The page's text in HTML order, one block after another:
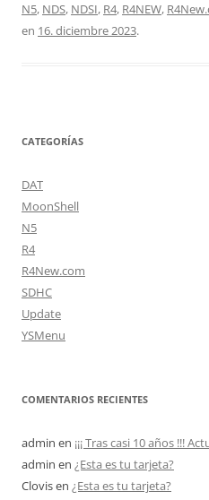
N5, NDS, NDSI, R4, R4NEW,
en 16. diciembre 2023.
CATEGORÍAS
DAT
MoonShell
N5
R4
R4New.com
SDHC
Update
YSMenu
COMENTARIOS RECIENTES
admin en ¡¡¡ Tras casi 10 años !!!
admin en ¿Esta es tu tarjeta?
Clovisen ¿Esta es tu tarjeta?